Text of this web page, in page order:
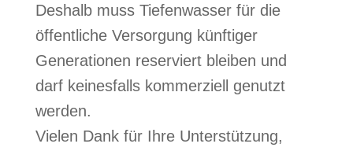
Deshalb muss Tiefenwasser für die
öffentliche Versorgung künftiger
Generationen reserviert bleiben und
darf keinesfalls kommerziell genutzt
werden.
Vielen Dank für Ihre Unterstützung,